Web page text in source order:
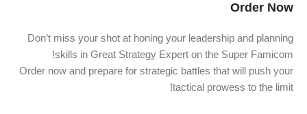
Order Now
Don’t miss your shot at honing your leadership and planning
skills in Great Strategy Expert on the Super Famicom!
Order now and prepare for strategic battles that will push your
tactical prowess to the limit!